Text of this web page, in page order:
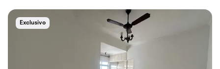
Exclusivo